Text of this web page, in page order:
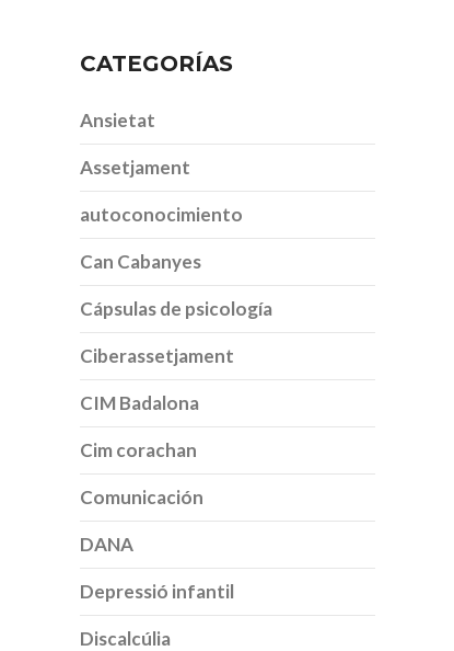
CATEGORÍAS
Ansietat
Assetjament
autoconocimiento
Can Cabanyes
Cápsulas de psicología
Ciberassetjament
CIM Badalona
Cim corachan
Comunicación
DANA
Depressió infantil
Discalcúlia